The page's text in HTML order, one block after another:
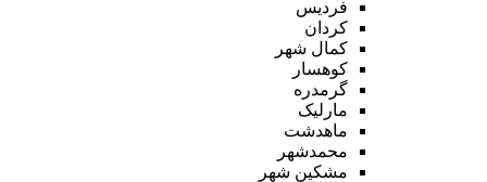
فردیس
کردان
کمال شهر
کوهسار
گرمدره
مارلیک
ماهدشت
محمدشهر
مشکین شهر